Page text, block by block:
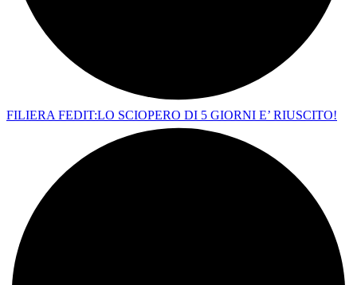
FILIERA FEDIT:LO SCIOPERO DI 5 GIORNI E’ RIUSCITO!